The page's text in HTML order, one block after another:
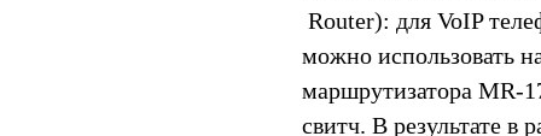
Router): для VoIP
можно использовать
маршрутизатора MR-
свитч. В результате в